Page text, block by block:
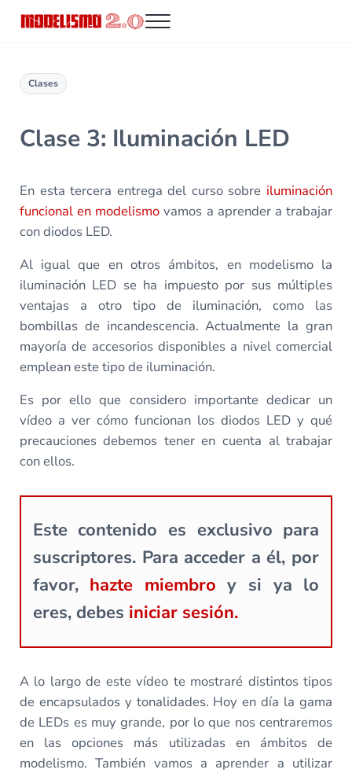
Menu
Clases
Clase 3: Iluminación LED
En esta tercera entrega del curso sobre iluminación
funcional en modelismo vamos a aprender a trabajar
con diodos LED.
Al igual que en otros ámbitos, en modelismo la
iluminación LED se ha impuesto por sus múltiples
ventajas a otro tipo de iluminación, como las
bombillas de incandescencia. Actualmente la gran
mayoría de accesorios disponibles a nivel comercial
emplean este tipo de iluminación.
Es por ello que considero importante dedicar un
vídeo a ver cómo funcionan los diodos LED y qué
precauciones debemos tener en cuenta al trabajar
con ellos.
Este contenido es exclusivo para
suscriptores. Para acceder a él, por
favor, hazte miembro y si ya lo
eres, debes iniciar sesión.
A lo largo de este vídeo te mostraré distintos tipos
de encapsulados y tonalidades. Hoy en día la gama
de LEDs es muy grande, por lo que nos centraremos
en las opciones más utilizadas en ámbitos de
modelismo. También vamos a aprender a utilizar